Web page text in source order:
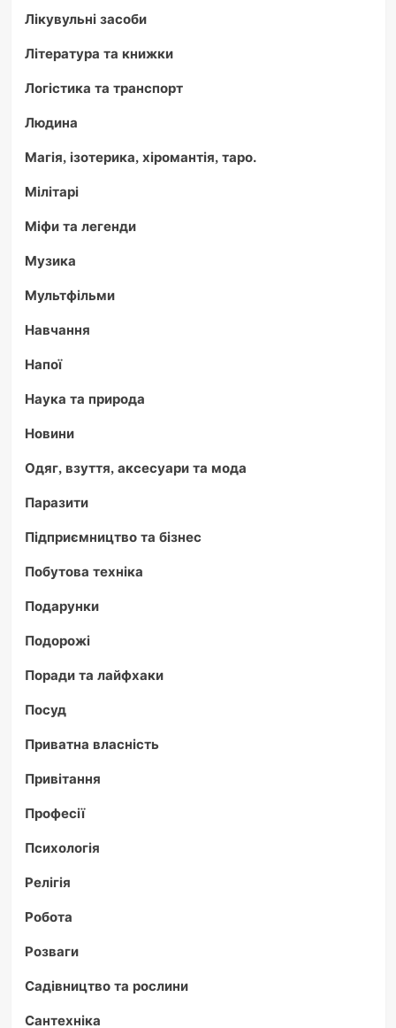
Лікувульні засоби
Література та книжки
Логістика та транспорт
Людина
Магія, ізотерика, хіромантія, таро.
Мілітарі
Міфи та легенди
Музика
Мультфільми
Навчання
Напої
Наука та природа
Новини
Одяг, взуття, аксесуари та мода
Паразити
Підприємництво та бізнес
Побутова техніка
Подарунки
Подорожі
Поради та лайфхаки
Посуд
Приватна власність
Привітання
Професії
Психологія
Релігія
Робота
Розваги
Садівництво та рослини
Сантехніка